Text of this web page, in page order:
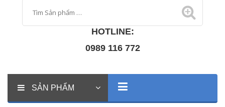
HOTLINE:
0989 116 772
SẢN PHẨM